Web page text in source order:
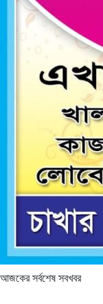
আজকের সর্বশেষ সবখবর